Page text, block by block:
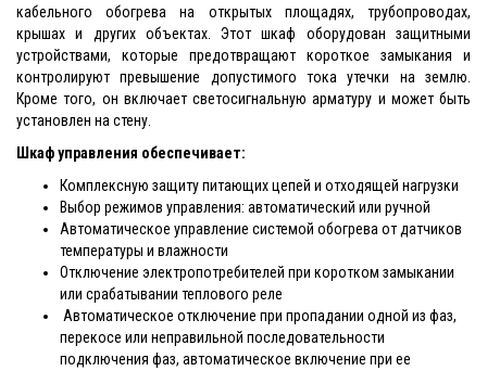
кабельного обогрева на открытых площадях, трубопроводах,
крышах и других объектах. Этот шкаф оборудован защитными
устройствами, которые предотвращают короткое замыкания и
контролируют превышение допустимого тока утечки на землю.
Кроме того, он включает светосигнальную арматуру и может быть
установлен на стену.
Шкаф управления обеспечивает:
Комплексную защиту питающих цепей и отходящей нагрузки
Выбор режимов управления: автоматический или ручной
Автоматическое управление системой обогрева от датчиков
температуры и влажности
Отключение электропотребителей при коротком замыкании
или срабатывании теплового реле
Автоматическое отключение при пропадании одной из фаз,
перекосе или неправильной последовательности
подключения фаз, автоматическое включение при ее